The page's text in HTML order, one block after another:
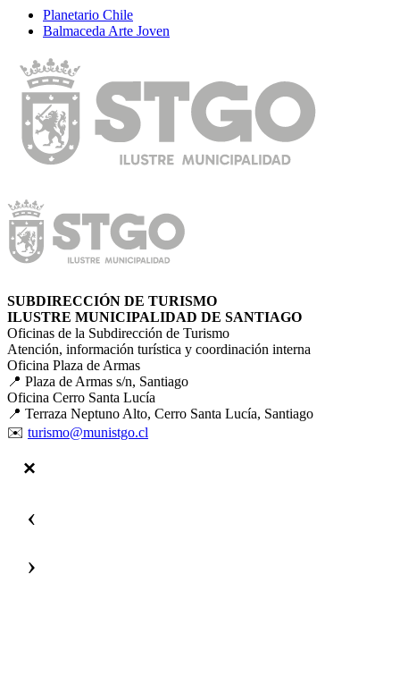
Planetario Chile
Balmaceda Arte Joven
SUBDIRECCIÓN DE TURISMO
ILUSTRE MUNICIPALIDAD DE SANTIAGO
Oficinas de la Subdirección de Turismo
Atención, información turística y coordinación interna
Oficina Plaza de Armas
📍 Plaza de Armas s/n, Santiago
Oficina Cerro Santa Lucía
📍 Terraza Neptuno Alto, Cerro Santa Lucía, Santiago
✉️ turismo@munistgo.cl
‹
›